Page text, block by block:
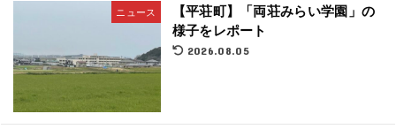
ニュース
【平荘町】「両荘みらい学園」の
様子をレポート
2026.08.05